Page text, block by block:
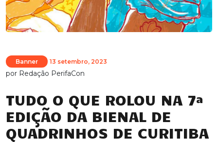
Banner 13 setembro, 2023
por Redação PerifaCon
TUDO O QUE ROLOU NA 7ª
EDIÇÃO DA BIENAL DE
QUADRINHOS DE CURITIBA